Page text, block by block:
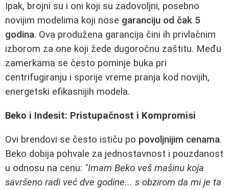
Ipak, brojni su i oni koji su zadovoljni, posebno
novijim modelima koji nose garanciju od čak 5
godina. Ova produžena garancija čini ih privlačnim
izborom za one koji žede dugoročnu zaštitu. Među
zamerkama se često pominje buka pri
centrifugiranju i sporije vreme pranja kod novijih,
energetski efikasnijih modela.
Beko i Indesit: Pristupačnost i Kompromisi
Ovi brendovi se često ističu po povoljnijim cenama.
Beko dobija pohvale za jednostavnost i pouzdanost
u odnosu na cenu: "Imam Beko veš mašinu koja
savršeno radi već dve godine... s obzirom da mi je ta